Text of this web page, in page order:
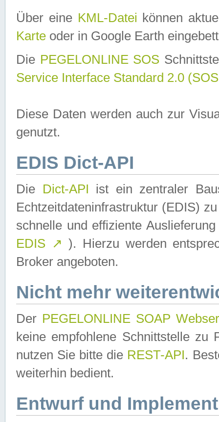
Über eine KML-Datei können
Karte oder in Google Earth
Die PEGELONLINE SOS
Service Interface Standard 2.0
Diese Daten werden auch zur
genutzt.
EDIS Dict-API
Die Dict-API ist ein zentraler
Echtzeitdateninfrastruktur (EDIS)
schnelle und effiziente
EDIS ↗ ). Hierzu werden
Broker angeboten.
Nicht mehr
Der PEGELONLINE SOAP
keine empfohlene Schnittstelle zu
nutzen Sie bitte die REST-API.
weiterhin bedient.
Entwurf und